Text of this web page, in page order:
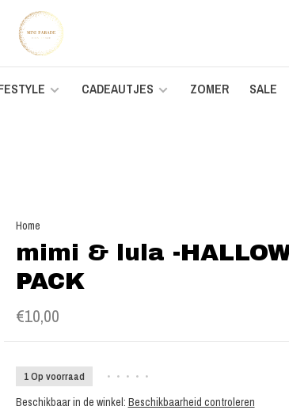
CADEAUTJES ZOMER SALE
Home
mimi & lula -
PACK
€10,00
1 Op voorraad • • • • •
Beschikbaar in de winkel: Beschikbaarheid controleren